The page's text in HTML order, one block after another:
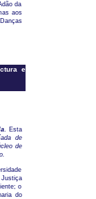
da
aos
e
. Esta
de
de
Justiça
o
do